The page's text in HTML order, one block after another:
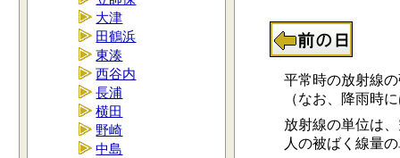
大津
田鶴浜
東湊
西谷内
長浦
横田
野崎
中島
平常時の放射線の
（なお、降雨時に
放射線の単位は、
人の被ばく線量の